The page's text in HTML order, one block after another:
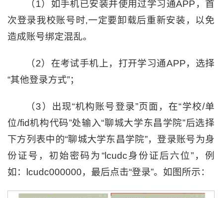
（1）如手机已安装并使用过学习通APP，首
次登录我校账号时,一定要卸载后重新安装，以免
造成账号绑定混乱。
（2）在考试手机上，打开学习通APP，选择
“其他登录方式”；
（3）出现“机构账号登录”页面，在“学校/单
位/fid机构代码”处输入“聊城大学东昌学院”后选择
下方列表中的“聊城大学东昌学院”，登录账号为身
份证号，初始密码为“lcudc身份证后六位”，例
如：lcudc000000，最后点击“登录”。如图所示：